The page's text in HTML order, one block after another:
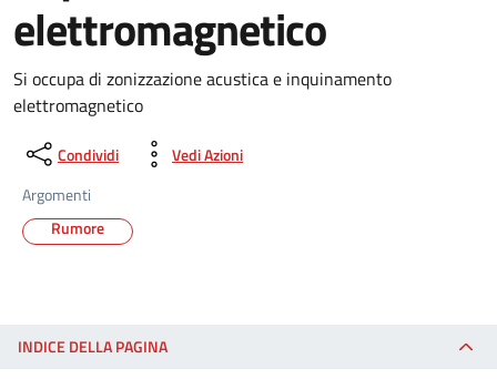
elettromagnetico
Si occupa di zonizzazione acustica e inquinamento
elettromagnetico
Condividi
Vedi Azioni
Argomenti
Rumore
INDICE DELLA PAGINA